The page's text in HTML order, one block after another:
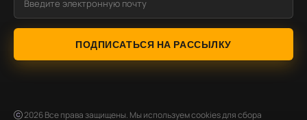
ПОДПИСАТЬСЯ НА РАССЫЛКУ
2026Все права защищены. Мы используем cookies для сбора